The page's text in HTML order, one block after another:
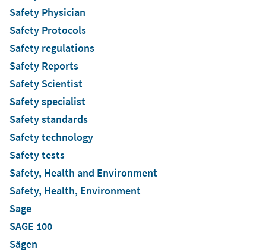
Safety Physician
Safety Protocols
Safety regulations
Safety Reports
Safety Scientist
Safety specialist
Safety standards
Safety technology
Safety tests
Safety, Health and Environment
Safety, Health, Environment
Sage
SAGE 100
Sägen